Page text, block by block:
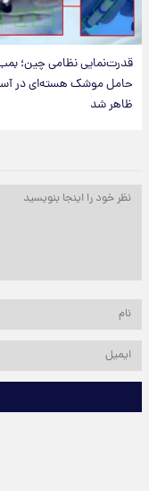
قدرت‌نمایی نظامی چین؛
حامل موشک هسته‌ای در
ظاهر شد